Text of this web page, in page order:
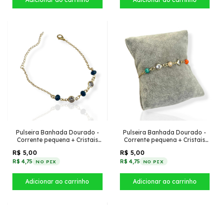
Pulseira Banhada Dourado -
Corrente pequena + Cristais
R$ 5,00
R$ 4,75 NO PIX
Pulseira Banhada Dourado -
Corrente pequena + Cristais
R$ 5,00
R$ 4,75 NO PIX